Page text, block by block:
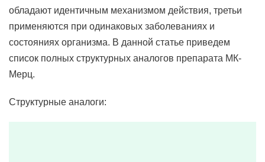
обладают идентичным механизмом действия, третьи
применяются при одинаковых заболеваниях и
состояниях организма. В данной статье приведем
список полных структурных аналогов препарата МК-
Мерц.
Структурные аналоги: